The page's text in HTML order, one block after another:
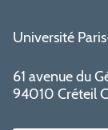
Université
61 avenue du
94010 Créteil